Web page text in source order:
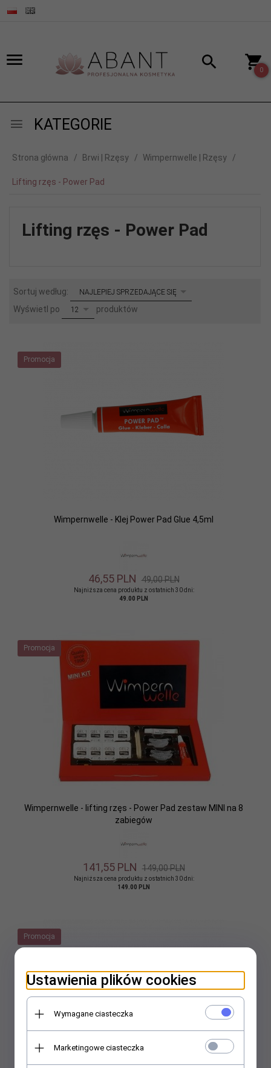
0
KATEGORIE
Strona główna Brwi | Rzęsy Wimpernwelle | Rzęsy
Lifting rzęs - Power Pad
Lifting rzęs - Power Pad
Sortuj według: sortNAJLEPIEJ SPRZEDAJĄCE SIĘ
Wyświetl po pop12 produktów
Promocja
Wimpernwelle - Klej Power Pad Glue 4,5ml
46,55 PLN 49,00 PLN
Najniższa cena produktu z ostatnich 30 dni:
49.00 PLN
Promocja
Wimpernwelle - lifting rzęs - Power Pad zestaw MINI na 8
zabiegów
141,55 PLN 149,00 PLN
Najniższa cena produktu z ostatnich 30 dni:
149.00 PLN
Promocja
Ustawienia plików cookies
Wymagane ciasteczka
Marketingowe ciasteczka